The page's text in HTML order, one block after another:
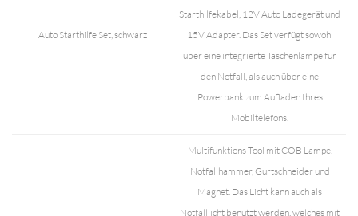
Auto Starthilfe Set, schwarz
Starthilfekabel, 12V Auto Ladegerät und
15V Adapter. Das Set verfügt sowohl
über eine integrierte Taschenlampe für
den Notfall, als auch über eine
Powerbank zum Aufladen Ihres
Mobiltelefons.
Multifunktions Tool mit COB Lampe,
Notfallhammer, Gurtschneider und
Magnet. Das Licht kann auch als
Notfalllicht benutzt werden, welches mit